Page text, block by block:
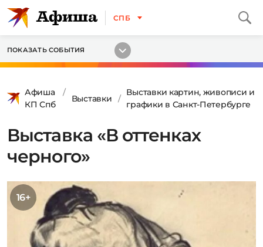
СПБ
ПОКАЗАТЬ СОБЫТИЯ
Афиша
КП Спб
Выставки
Выставки картин, живописи и
графики в Санкт-Петербурге
Выставка «В оттенках
черного»
16+